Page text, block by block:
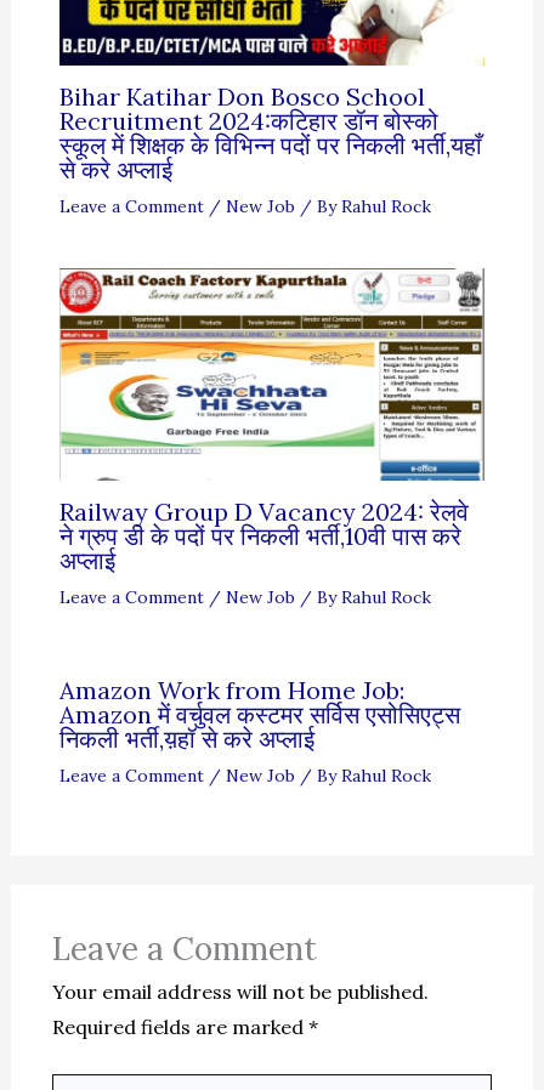
Bihar Katihar Don Bosco School
Recruitment 2024:कटिहार डॉन बोस्को
स्कूल में शिक्षक के विभिन्न पदों पर निकली भर्ती,यहाँ
से करे अप्लाई
Leave a Comment / New Job / ByRahul Rock
Railway Group D Vacancy 2024: रेलवे
ने ग्रुप डी के पदों पर निकली भर्ती,10वी पास करे
अप्लाई
Leave a Comment / New Job / ByRahul Rock
Amazon Work from Home Job:
Amazon में वर्चुवल कस्टमर सर्विस एसोसिएट्स
निकली भर्ती,य़हॉ से करे अप्लाई
Leave a Comment / New Job / ByRahul Rock
Leave a Comment
Your email address will not be published.
Required fields are marked *